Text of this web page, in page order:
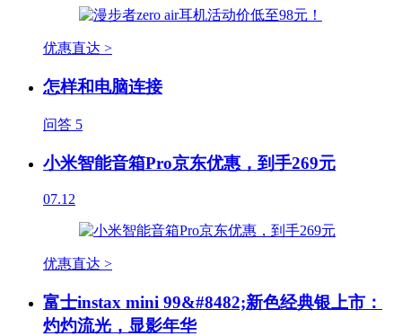
优惠直达 >
怎样和电脑连接
问答 5
小米智能音箱Pro京东优惠，到手269元
07.12
优惠直达 >
富士instax mini 99&#8482;新色经典银上市：
灼灼流光，显影年华